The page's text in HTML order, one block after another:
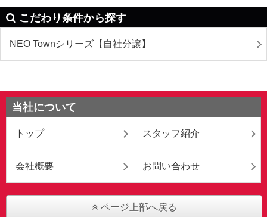
こだわり条件から探す
NEO Townシリーズ【自社分譲】
当社について
トップ スタッフ紹介
会社概要 お問い合わせ
ページ上部へ戻る